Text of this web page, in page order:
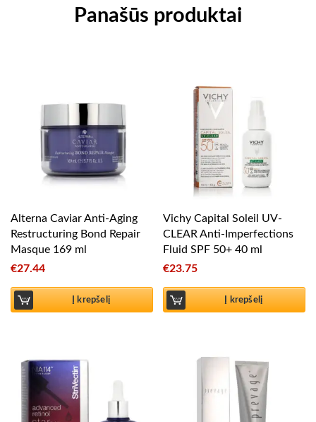
Panašūs produktai
Alterna Caviar Anti-Aging
Restructuring Bond Repair
Masque 169 ml
€27.44
Į krepšelį
Vichy Capital Soleil UV-
CLEAR Anti-Imperfections
Fluid SPF 50+ 40 ml
€23.75
Į krepšelį